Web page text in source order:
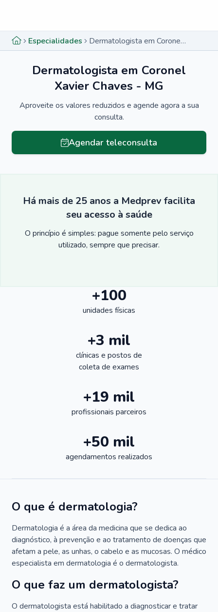
Especialidades Dermatologista em Coronel Xavier Chaves - MG
Dermatologista em Coronel
Xavier Chaves - MG
Aproveite os valores reduzidos e agende agora a sua
consulta.
Agendar teleconsulta
Há mais de 25 anos a Medprev facilita
seu acesso à saúde
O princípio é simples: pague somente pelo serviço
utilizado, sempre que precisar.
+100
unidades físicas
+3 mil
clínicas e postos de
coleta de exames
+19 mil
profissionais parceiros
+50 mil
agendamentos realizados
O que é dermatologia?
Dermatologia é a área da medicina que se dedica ao
diagnóstico, à prevenção e ao tratamento de doenças que
afetam a pele, as unhas, o cabelo e as mucosas. O médico
especialista em dermatologia é o dermatologista.
O que faz um dermatologista?
O dermatologista está habilitado a diagnosticar e tratar